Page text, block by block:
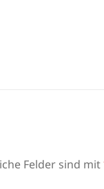
Felder sind mit